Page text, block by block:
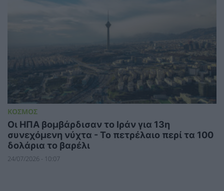
ΚΟΣΜΟΣ
Οι ΗΠΑ βομβάρδισαν το Ιράν για 13η
συνεχόμενη νύχτα - Το πετρέλαιο περί τα 100
δολάρια το βαρέλι
24/07/2026 - 10:07